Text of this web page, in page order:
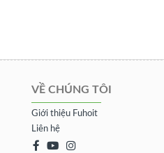
VỀ CHÚNG TÔI
Giới thiệu Fuhoit
Liên hệ